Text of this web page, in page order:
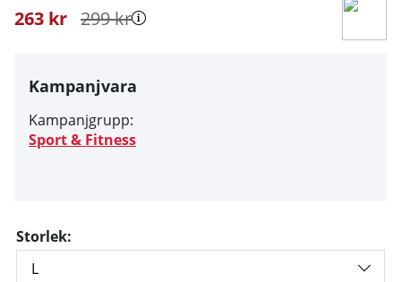
299kr
263 kr
Kampanjvara
Kampanjgrupp:
Sport & Fitness
Storlek: